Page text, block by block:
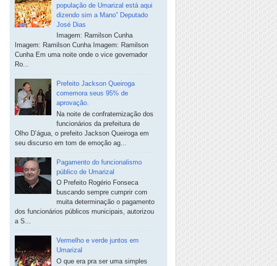
população de Umarizal está aqui
dizendo sim a Mano” Deputado
José Dias
Imagem: Ramilson Cunha
Imagem: Ramilson Cunha Imagem: Ramilson
Cunha Em uma noite onde o vice governador
Ro...
Prefeito Jackson Queiroga
comemora seus 95% de
aprovação.
Na noite de confraternização dos
funcionários da prefeitura de
Olho D’água, o prefeito Jackson Queiroga em
seu discurso em tom de emoção ag...
Pagamento do funcionalismo
público de Umarizal
O Prefeito Rogério Fonseca
buscando sempre cumprir com
muita determinação o pagamento
dos funcionários públicos municipais, autorizou
a S...
Vermelho e verde juntos em
Umarizal
O que era pra ser uma simples